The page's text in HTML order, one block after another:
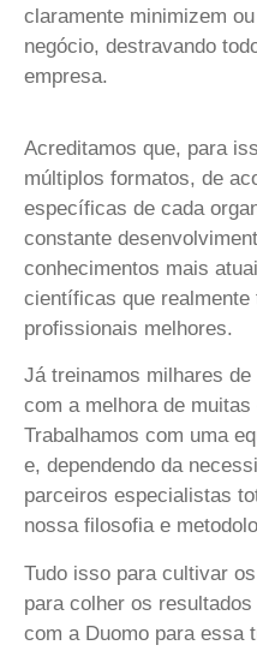
claramente minimizem
negócio, destravando
empresa.
Acreditamos que, para
múltiplos formatos, de
específicas de cada
constante
conhecimentos mais
científicas que
profissionais melhores.
Já treinamos milhares
com a melhora de
Trabalhamos com uma
e, dependendo da
parceiros especialistas
nossa filosofia e
Tudo isso para cultivar
para colher os
com a Duomo para essa